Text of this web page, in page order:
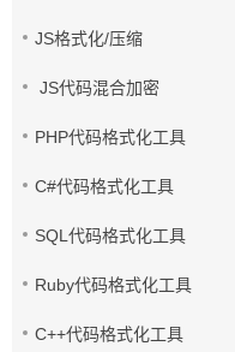
JS格式化/压缩
JS代码混合加密
PHP代码格式化工具
C#代码格式化工具
SQL代码格式化工具
Ruby代码格式化工具
C++代码格式化工具